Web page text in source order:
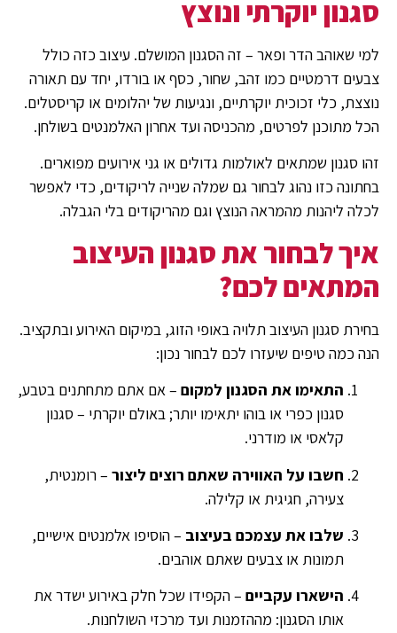
סגנון יוקרתי ונוצץ
למי שאוהב הדר ופאר – זה הסגנון המושלם. עיצוב כזה כולל
צבעים דרמטיים כמו זהב, שחור, כסף או בורדו, יחד עם תאורה
נוצצת, כלי זכוכית יוקרתיים, ונגיעות של יהלומים או קריסטלים.
הכל מתוכנן לפרטים, מהכניסה ועד אחרון האלמנטים בשולחן.
זהו סגנון שמתאים לאולמות גדולים או גני אירועים מפוארים.
בחתונה כזו נהוג לבחור גם שמלה שנייה לריקודים, כדי לאפשר
לכלה ליהנות מהמראה הנוצץ וגם מהריקודים בלי הגבלה.
איך לבחור את סגנון העיצוב
המתאים לכם?
בחירת סגנון העיצוב תלויה באופי הזוג, במיקום האירוע ובתקציב.
הנה כמה טיפים שיעזרו לכם לבחור נכון:
התאימו את הסגנון למקום – אם אתם מתחתנים בטבע,
סגנון כפרי או בוהו יתאימו יותר; באולם יוקרתי – סגנון
קלאסי או מודרני.
חשבו על האווירה שאתם רוצים ליצור – רומנטית,
צעירה, חגיגית או קלילה.
שלבו את עצמכם בעיצוב – הוסיפו אלמנטים אישיים,
תמונות או צבעים שאתם אוהבים.
הישארו עקביים – הקפידו שכל חלק באירוע ישדר את
אותו הסגנון: מההזמנות ועד מרכזי השולחנות.